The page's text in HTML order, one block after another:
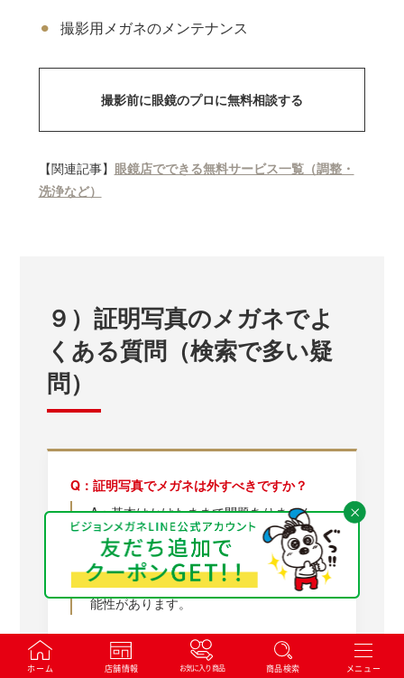
ホーム 店舗情報 お気に入り商品 商品検索
撮影用メガネのメンテナンス
撮影前に眼鏡のプロに無料相談する
【関連記事】 眼鏡店でできる無料サービス一覧（調整・
洗浄など）
９）証明写真のメガネでよ
くある質問（検索で多い疑
問）
Q：証明写真でメガネは外すべきですか？
A：基本はかけたままで問題ありません。
Q：メガネの反射はNGですか？
A：目が見えないほどの反射はNGになる可
能性があります。
Q：目が小さく見えるのはなぜですか？
A：度数や乱視の有無によってレンズに厚